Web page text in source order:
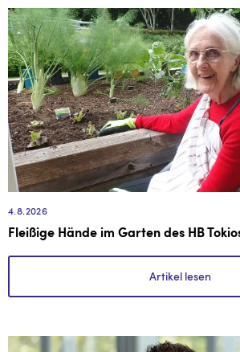
4.8.2026
Fleißige Hände im Garten des HB
Artikel lesen